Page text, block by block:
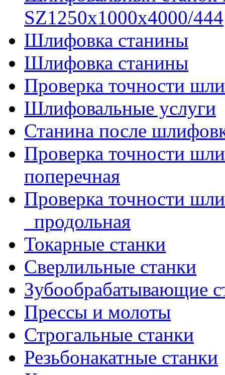
SZ1250x1000x4000/444
Шлифовка станины
Шлифовка станины
Проверка точности
Шлифовальные услуги
Станина после
Проверка точности
поперечная
Проверка точности
_продольная
Токарные станки
Сверлильные станки
Зубообрабатывающие
Прессы и молоты
Строгальные станки
Резьбонакатные станки